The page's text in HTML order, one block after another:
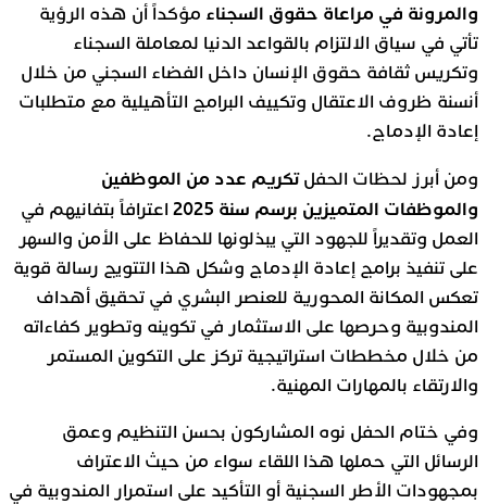
والمرونة في مراعاة حقوق السجناء مؤكداً أن هذه الرؤية
تأتي في سياق الالتزام بالقواعد الدنيا لمعاملة السجناء
وتكريس ثقافة حقوق الإنسان داخل الفضاء السجني من خلال
أنسنة ظروف الاعتقال وتكييف البرامج التأهيلية مع متطلبات
إعادة الإدماج.
ومن أبرز لحظات الحفلتكريم عدد من الموظفين
والموظفات المتميزين برسم سنة 2025
اعترافاً بتفانيهم في
العمل وتقديراً للجهود التي يبذلونها للحفاظ على الأمن والسهر
على تنفيذ برامج إعادة الإدماج وشكل هذا التتويج رسالة قوية
تعكس المكانة المحورية للعنصر البشري في تحقيق أهداف
المندوبية وحرصها على الاستثمار في تكوينه وتطوير كفاءاته
من خلال مخططات استراتيجية تركز على التكوين المستمر
والارتقاء بالمهارات المهنية.
وفي ختام الحفل نوه المشاركون بحسن التنظيم وعمق
الرسائل التي حملها هذا اللقاء سواء من حيث الاعتراف
بمجهودات الأطر السجنية أو التأكيد على استمرار المندوبية في